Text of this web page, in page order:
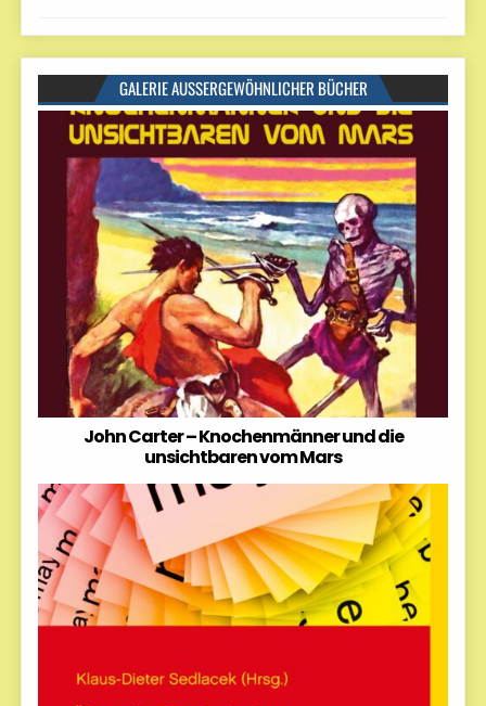
GALERIE AUSSERGEWÖHNLICHER BÜCHER
John Carter – Knochenmänner und die
unsichtbaren vom Mars